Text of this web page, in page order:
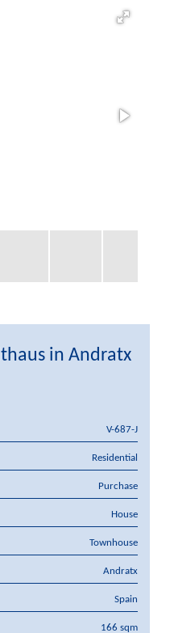
in Andratx
V-687-J
Residential
Purchase
House
Townhouse
Andratx
Spain
166 sqm